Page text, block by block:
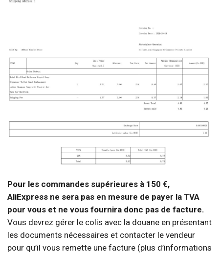
Pour les commandes supérieures à 150 €,
AliExpress ne sera pas en mesure de payer la TVA
pour vous et ne vous fournira donc pas de facture.
Vous devrez gérer le colis avec la douane en présentant
les documents nécessaires et contacter le vendeur
pour qu’il vous remette une facture (plus d’informations